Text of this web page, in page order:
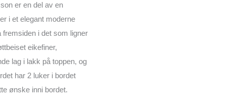
er en del av en
i et elegant moderne
i det som ligner
eikefiner,
lag i lakk på toppen, og
har 2 luker i bordet
ønske inni bordet.